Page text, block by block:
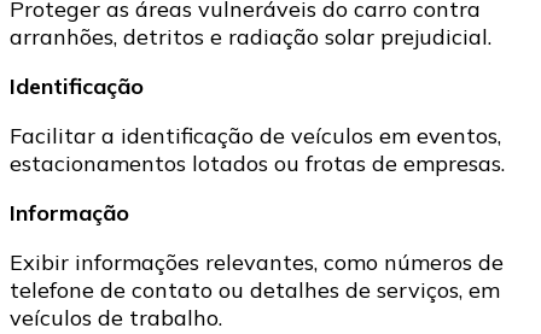
Proteger as áreas vulneráveis do carro contra
arranhões, detritos e radiação solar prejudicial.
Identificação
Facilitar a identificação de veículos em eventos,
estacionamentos lotados ou frotas de empresas.
Informação
Exibir informações relevantes, como números de
telefone de contato ou detalhes de serviços, em
veículos de trabalho.